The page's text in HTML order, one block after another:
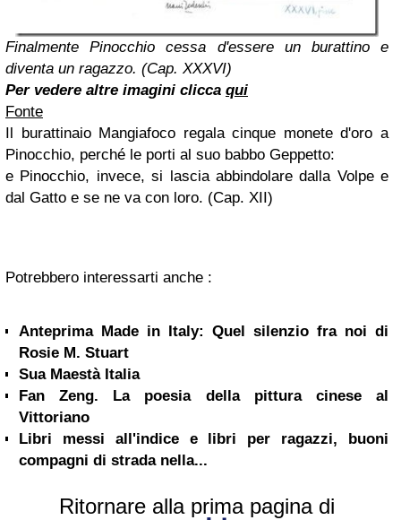
Finalmente Pinocchio cessa d'essere un burattino e
diventa un ragazzo. (Cap. XXXVI)
Per vedere altre imagini clicca qui
Fonte
Il burattinaio Mangiafoco regala cinque monete d'oro a
Pinocchio, perché le porti al suo babbo Geppetto:
e Pinocchio, invece, si lascia abbindolare dalla Volpe e
dal Gatto e se ne va con loro. (Cap. XII)
Potrebbero interessarti anche :
Anteprima Made in Italy: Quel silenzio fra noi di
Rosie M. Stuart
Sua Maestà Italia
Fan Zeng. La poesia della pittura cinese al
Vittoriano
Libri messi all'indice e libri per ragazzi, buoni
compagni di strada nella...
Ritornare alla prima pagina di